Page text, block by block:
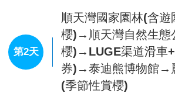
※註：E WORD園區內設施會不定時保養,依
第2天
順天灣國家園林(含遊
櫻)→順天灣自然生態
櫻)→LUGE渠道滑車
券)→泰迪熊博物館→
(季節性賞櫻)